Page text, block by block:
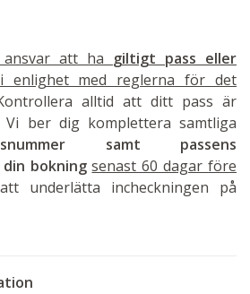
ansvar att ha giltigt pass eller
i enlighet med reglerna för det
alltid att ditt pass är
ber dig komplettera samtliga
samt passens
bokning senast 60 dagar före
underlätta incheckningen på